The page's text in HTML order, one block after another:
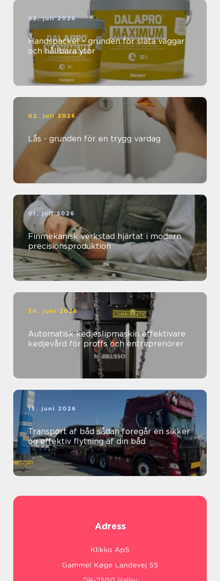
03. juli 2026
Handspackel – grunden för släta väggar
och hållbara ytor
02. juli 2026
Lås - grunden för en trygg vardag
01. juli 2026
Finmekanisk verkstad hjärtat i modern
precisionsproduktion
30. juni 2026
Automatisk kedjeslipmaskin effektivare
kedjevård för proffs och entreprenörer
15. juni 2026
Transport af båd sådan foregår en sikker
og effektiv flytning af din båd
Adress